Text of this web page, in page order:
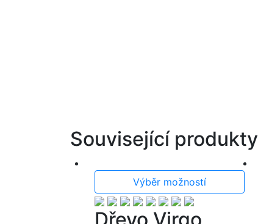
Související produkty
Výběr možností
Dřevo Virgo